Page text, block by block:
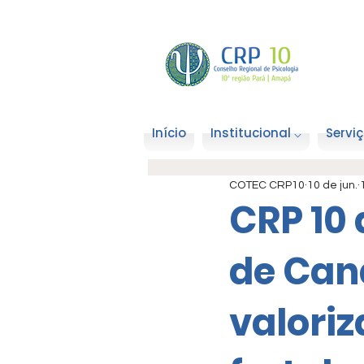
Início Institucional ⌵
CRP
de
COTEC CRP10 10 de jun.